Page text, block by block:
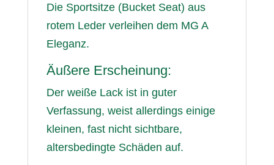
Die Sportsitze (Bucket Seat) aus
rotem Leder verleihen dem MG A
Eleganz.
Äußere Erscheinung:
Der weiße Lack ist in guter
Verfassung, weist allerdings einige
kleinen, fast nicht sichtbare,
altersbedingte Schäden auf.